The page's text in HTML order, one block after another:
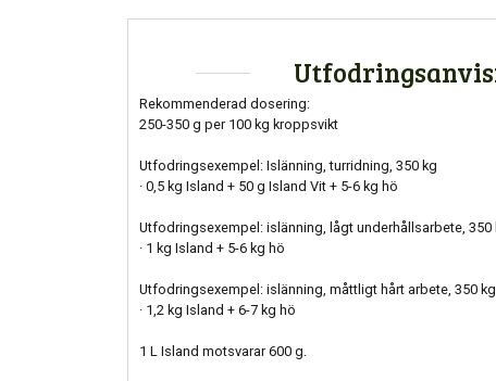
Rekommenderad dosering:
250-350 g per 100 kg kroppsvikt
Utfodringsexempel: Islänning, turridning, 350 kg
· 0,5 kg Island + 50 g Island Vit + 5-6 kg hö
Utfodringsexempel: islänning, lågt underhållsarbete, 350
· 1 kg Island + 5-6 kg hö
Utfodringsexempel: islänning, måttligt hårt arbete, 350 kg
· 1,2 kg Island + 6-7 kg hö
1 L Island motsvarar 600 g.